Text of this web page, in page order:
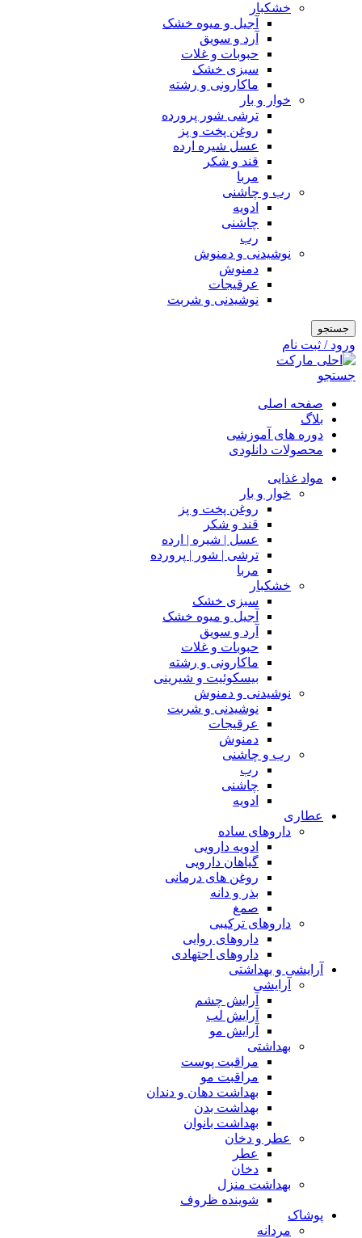
خشکبار
آجیل و میوه خشک
آرد و سویق
حبوبات و غلات
سبزی خشک
ماکارونی و رشته
خوار و بار
ترشی شور پرورده
روغن پخت و پز
عسل شیره ارده
قند و شکر
مربا
رب و چاشنی
ادویه
چاشنی
رب
نوشیدنی و دمنوش
دمنوش
عرقیجات
نوشیدنی و شربت
جستجو
ورود / ثبت نام
جستجو
صفحه اصلی
بلاگ
دوره های آموزشی
محصولات دانلودی
مواد غذایی
خوار و بار
روغن پخت و پز
قند و شکر
عسل | شیره | ارده
ترشی | شور | پرورده
مربا
خشکبار
سبزی خشک
آجیل و میوه خشک
آرد و سویق
حبوبات و غلات
ماکارونی و رشته
بیسکوئیت و شیرینی
نوشیدنی و دمنوش
نوشیدنی و شربت
عرقیجات
دمنوش
رب و چاشنی
رب
چاشنی
ادویه
عطاری
داروهای ساده
ادویه دارویی
گیاهان دارویی
روغن های درمانی
بذر و دانه
صمغ
داروهای ترکیبی
داروهای روایی
داروهای اجتهادی
آرایشی و بهداشتی
آرایشی
آرایش چشم
آرایش لب
آرایش مو
بهداشتی
مراقبت پوست
مراقبت مو
بهداشت دهان و دندان
بهداشت بدن
بهداشت بانوان
عطر و دخان
عطر
دخان
بهداشت منزل
شوینده ظروف
پوشاک
مردانه